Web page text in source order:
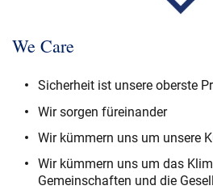
We Care
Sicherheit ist unsere oberste
Wir sorgen füreinander
Wir kümmern uns um unsere
Wir kümmern uns um das
Gemeinschaften und die